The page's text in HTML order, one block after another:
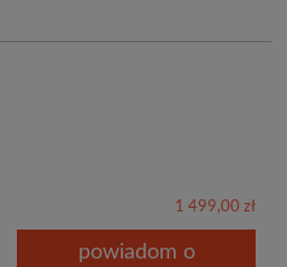
1 499,00 zł
powiadom o